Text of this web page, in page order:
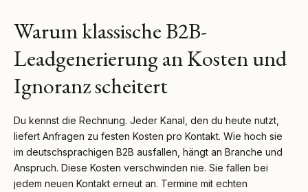
Warum klassische B2B-
Leadgenerierung an Kosten und
Ignoranz scheitert
Du kennst die Rechnung. Jeder Kanal, den du heute nutzt,
liefert Anfragen zu festen Kosten pro Kontakt. Wie hoch sie
im deutschsprachigen B2B ausfallen, hängt an Branche und
Anspruch. Diese Kosten verschwinden nie. Sie fallen bei
jedem neuen Kontakt erneut an. Termine mit echten